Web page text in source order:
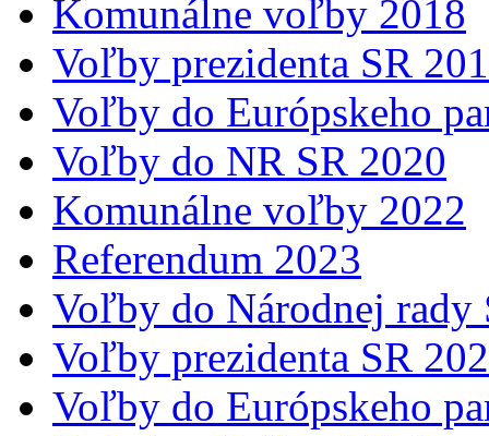
Komunálne voľby 2018
Voľby prezidenta SR
Voľby do Európskeho
Voľby do NR SR 2020
Komunálne voľby 2022
Referendum 2023
Voľby do Národnej rady
Voľby prezidenta SR
Voľby do Európskeho